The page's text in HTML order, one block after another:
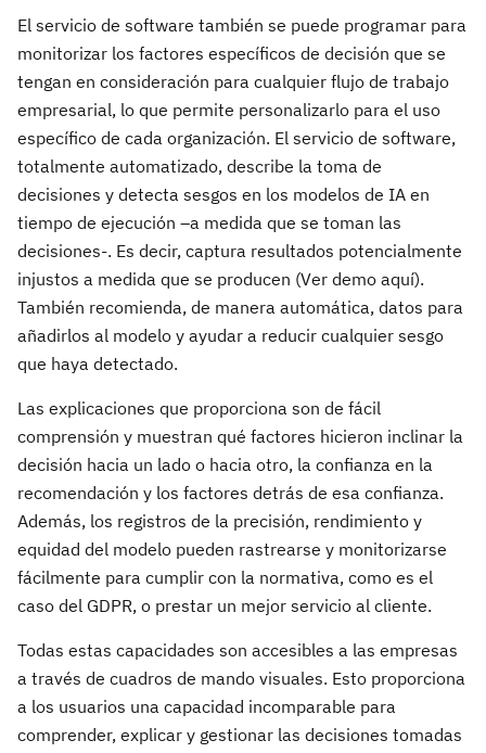
El servicio de software también se puede programar para
monitorizar los factores específicos de decisión que se
tengan en consideración para cualquier flujo de trabajo
empresarial, lo que permite personalizarlo para el uso
específico de cada organización. El servicio de software,
totalmente automatizado, describe la toma de
decisiones y detecta sesgos en los modelos de IA en
tiempo de ejecución –a medida que se toman las
decisiones-. Es decir, captura resultados potencialmente
injustos a medida que se producen (Ver demo aquí).
También recomienda, de manera automática, datos para
añadirlos al modelo y ayudar a reducir cualquier sesgo
que haya detectado.
Las explicaciones que proporciona son de fácil
comprensión y muestran qué factores hicieron inclinar la
decisión hacia un lado o hacia otro, la confianza en la
recomendación y los factores detrás de esa confianza.
Además, los registros de la precisión, rendimiento y
equidad del modelo pueden rastrearse y monitorizarse
fácilmente para cumplir con la normativa, como es el
caso del GDPR, o prestar un mejor servicio al cliente.
Todas estas capacidades son accesibles a las empresas
a través de cuadros de mando visuales. Esto proporciona
a los usuarios una capacidad incomparable para
comprender, explicar y gestionar las decisiones tomadas